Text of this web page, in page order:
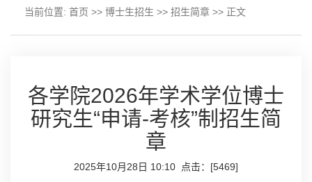
当前位置: 首页 >> 博士生招生 >> 招生简章 >> 正文
各学院2026年学术学位博士
研究生“申请-考核”制招生简
章
2025年10月28日 10:10 点击：[5469]